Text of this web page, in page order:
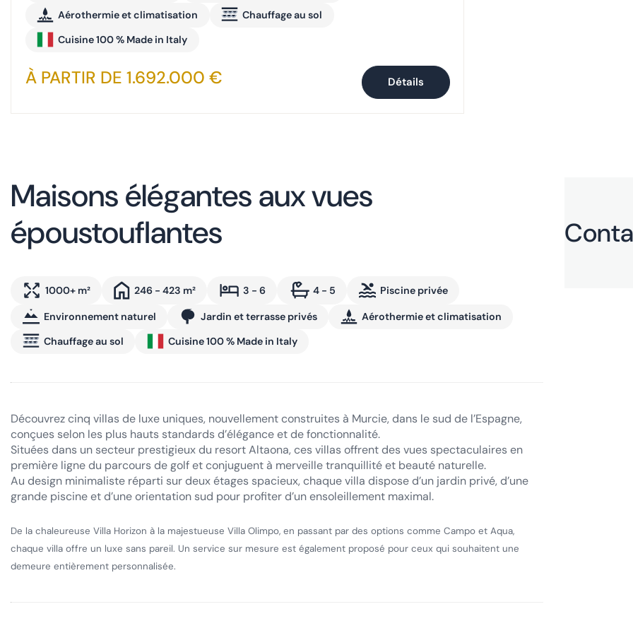
Aérothermie et climatisation
Chauffage au sol
Cuisine 100 % Made in Italy
À PARTIR DE 1.692.000 € Détails
Maisons élégantes aux vues
époustouflantes
1000+ m² 246 - 423 m² 3 - 6 4 - 5 Piscine privée
Environnement naturel Jardin et terrasse privés
Aérothermie et climatisation
Chauffage au sol
Cuisine 100 % Made in Italy
Découvrez cinq villas de luxe uniques, nouvellement construites à Murcie, dans le sud de l’Espagne,
conçues selon les plus hauts standards d’élégance et de fonctionnalité.
Situées dans un secteur prestigieux du resort Altaona, ces villas offrent des vues spectaculaires en
première ligne du parcours de golf et conjuguent à merveille tranquillité et beauté naturelle.
Au design minimaliste réparti sur deux étages spacieux, chaque villa dispose d’un jardin privé, d’une
grande piscine et d’une orientation sud pour profiter d’un ensoleillement maximal.
De la chaleureuse Villa Horizon à la majestueuse Villa Olimpo, en passant par des options comme Campo et Aqua,
chaque villa offre un luxe sans pareil. Un service sur mesure est également proposé pour ceux qui souhaitent une
demeure entièrement personnalisée.